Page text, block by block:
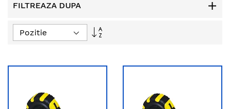
FILTREAZA DUPA
Setati